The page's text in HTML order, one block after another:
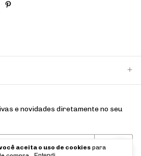
aceita o uso de cookies para
e novidades diretamente no seu